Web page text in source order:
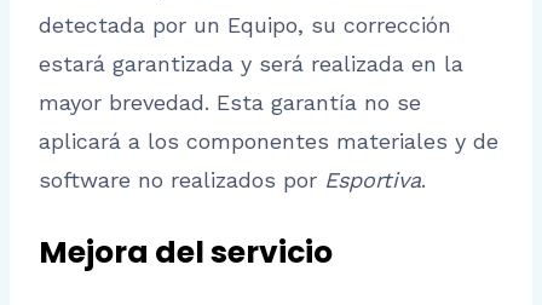
detectada por un Equipo, su corrección
estará garantizada y será realizada en la
mayor brevedad. Esta garantía no se
aplicará a los componentes materiales y de
software no realizados por Esportiva.
Mejora del servicio